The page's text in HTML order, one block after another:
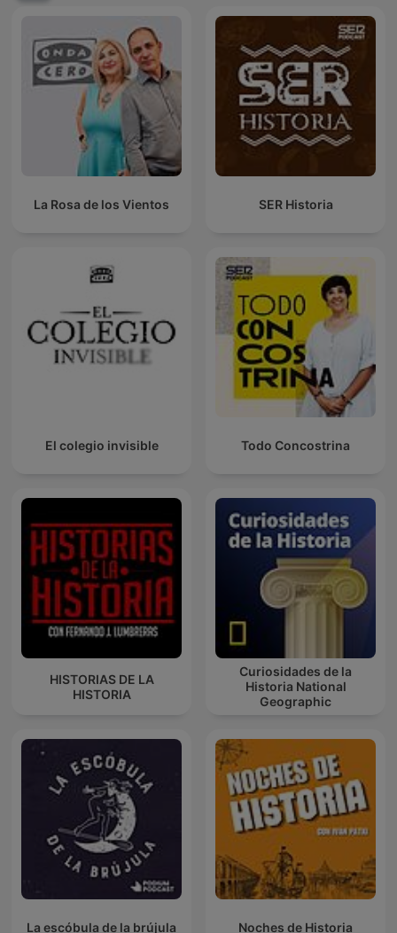
La Rosa de los Vientos SER Historia
El colegio invisible Todo Concostrina
HISTORIAS DE LA
HISTORIA
Curiosidades de la
Historia National
Geographic
La escóbula de la brújula Noches de Historia